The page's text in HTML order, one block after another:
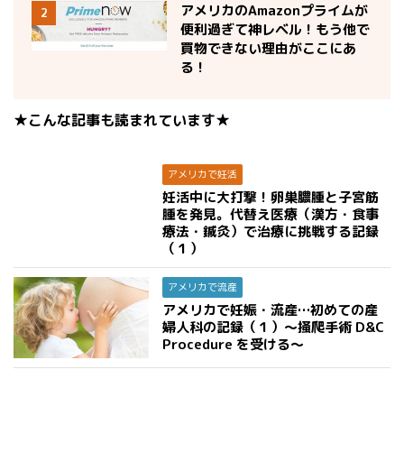
2
アメリカのAmazonプライムが
便利過ぎて神レベル！もう他で
買物できない理由がここにあ
る！
★こんな記事も読まれています★
アメリカで妊活
妊活中に大打撃！卵巣膿腫と子宮筋
腫を発見。代替え医療（漢方・食事
療法・鍼灸）で治療に挑戦する記録
（１）
アメリカで流産
アメリカで妊娠・流産…初めての産
婦人科の記録（１）〜掻爬手術 D&C
Procedure を受ける〜